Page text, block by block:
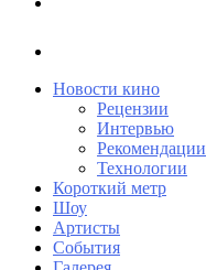
Новости кино
Рецензии
Интервью
Рекомендации
Технологии
Короткий метр
Шоу
Артисты
События